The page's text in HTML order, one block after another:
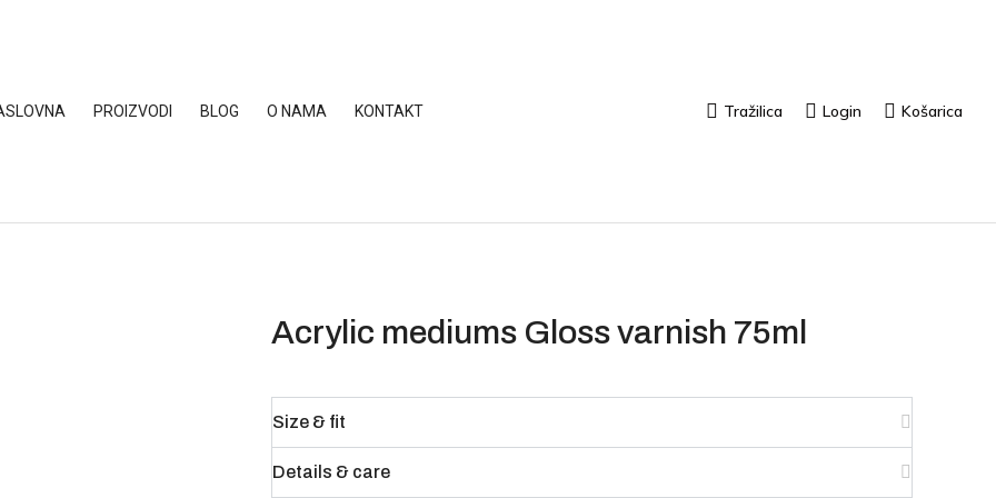
PROIZVODI BLOG O NAMA KONTAKT Tražilica Login Košarica
Acrylic mediums Gloss varnish 75ml
Size & fit
Details & care